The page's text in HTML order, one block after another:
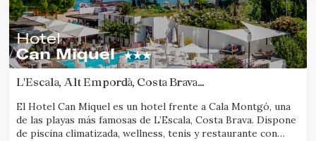
Hotel
Can Miquel
L'Escala, Alt Empordà, Costa Brava
El Hotel Can Miquel es un hotel frente a Cala Montgó, una
de las playas más famosas de L’Escala, Costa Brava. Dispone
de piscina climatizada, wellness, tenis y restaurante con